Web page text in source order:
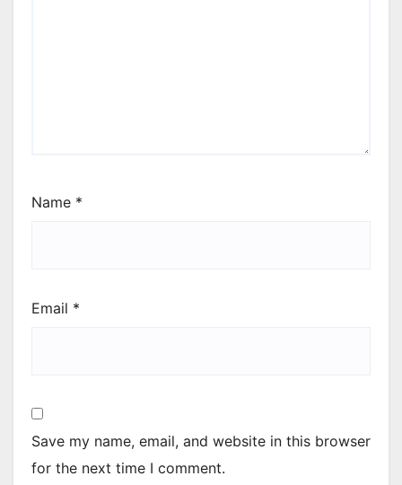
Name *
Email *
Save my name, email, and website in this browser
for the next time I comment.